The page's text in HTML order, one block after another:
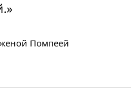
Помпеей